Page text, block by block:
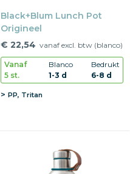
Black+Blum Lunch Pot
Origineel
€ 22,54 vanaf excl. btw (blanco)
Vanaf
5 st.
Blanco
1-3 d
Bedrukt
6-8 d
PP, Tritan